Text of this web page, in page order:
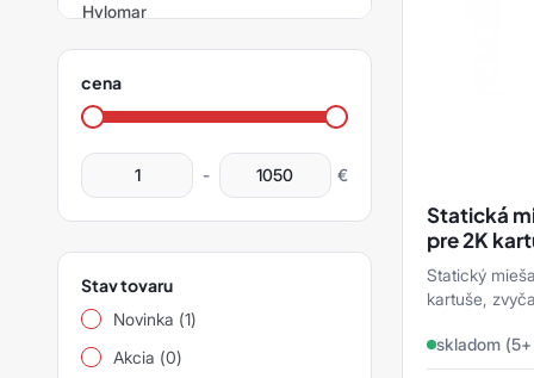
sianet
siapro
siarad
siarol
siaspeed
siasponge
Montážne materiály
doštičky
Príslušenstvo
Disperze Molykote
Hylomar
filter
produktov
cena
- €
Stav tovaru
Novinka (1)
Akcia (0)
Statická
pre 2K
cm
Statický
kartuše,
dvojzložkovú
skladom